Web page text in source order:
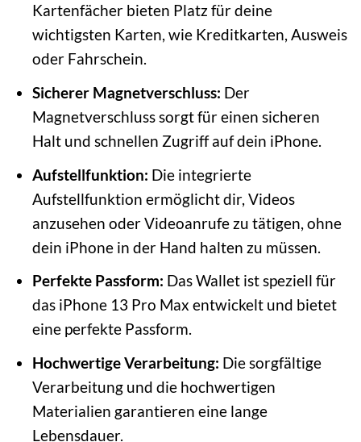
Kartenfächer bieten Platz für deine
wichtigsten Karten, wie Kreditkarten, Ausweis
oder Fahrschein.
Sicherer Magnetverschluss: Der
Magnetverschluss sorgt für einen sicheren
Halt und schnellen Zugriff auf dein iPhone.
Aufstellfunktion: Die integrierte
Aufstellfunktion ermöglicht dir, Videos
anzusehen oder Videoanrufe zu tätigen, ohne
dein iPhone in der Hand halten zu müssen.
Perfekte Passform: Das Wallet ist speziell für
das iPhone 13 Pro Max entwickelt und bietet
eine perfekte Passform.
Hochwertige Verarbeitung: Die sorgfältige
Verarbeitung und die hochwertigen
Materialien garantieren eine lange
Lebensdauer.